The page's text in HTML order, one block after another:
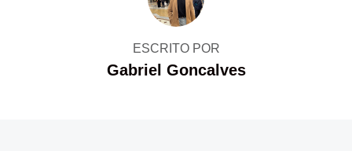
ESCRITO POR
Gabriel Goncalves